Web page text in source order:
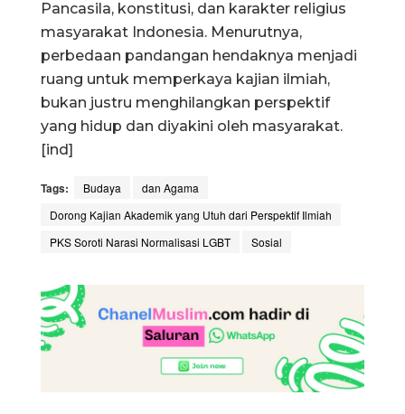
Pancasila, konstitusi, dan karakter religius
masyarakat Indonesia. Menurutnya,
perbedaan pandangan hendaknya menjadi
ruang untuk memperkaya kajian ilmiah,
bukan justru menghilangkan perspektif
yang hidup dan diyakini oleh masyarakat.
[ind]
Tags: Budaya
dan Agama
Dorong Kajian Akademik yang Utuh dari Perspektif Ilmiah
PKS Soroti Narasi Normalisasi LGBT
Sosial